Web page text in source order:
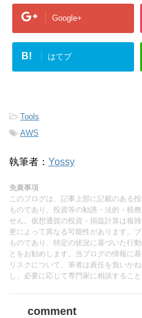
Google+
B! はてブ
-Tools
-AWS
執筆者： Yossy
免責事項
このブログは、記事上部に記載のある
ものであり、投資等の勧誘・法的・税
せん。仮想通貨の投資・損益計算は複
更によって異なる可能性があります。
ものであり、特定の状況に基づいた行
とをお勧めします。当ブログの情報に
リスクについて、筆者は責任を負いか
し、必要に応じて専門家に相談すること
comment